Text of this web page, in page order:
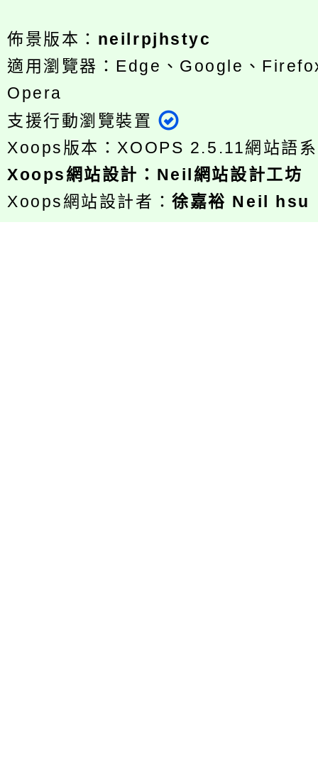
佈景版本： neilrpjhstyc
適用瀏覽器：Edge、Google、
Opera
支援行動瀏覽裝置
Xoops版本： XOOPS 2.5.11網站語
Xoops網站設計 ： Neil網站設計工坊
Xoops網站設計者：徐嘉裕 Neil hsu